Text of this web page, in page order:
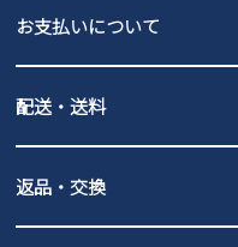
お支払いについて
PayPay（オンライン決済）
配送・送料
北海道・本州・四国・九州
全国一律…220円（税込）
発送日・送料詳細については
返品・交換